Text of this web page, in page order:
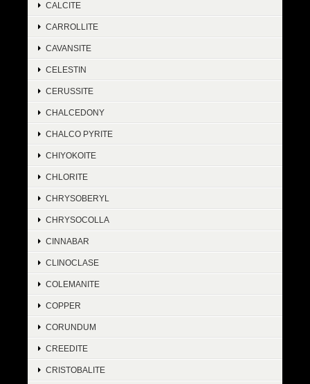
CALCITE
CARROLLITE
CAVANSITE
CELESTIN
CERUSSITE
CHALCEDONY
CHALCO PYRITE
CHIYOKOITE
CHLORITE
CHRYSOBERYL
CHRYSOCOLLA
CINNABAR
CLINOCLASE
COLEMANITE
COPPER
CORUNDUM
CREEDITE
CRISTOBALITE